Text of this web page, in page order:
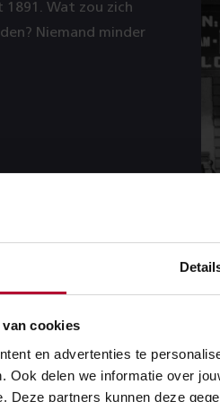
cookies
en advertenties te
Ook delen we informatie over
Deze partners kunnen deze
1891. Wat zou zich
Niemand minder